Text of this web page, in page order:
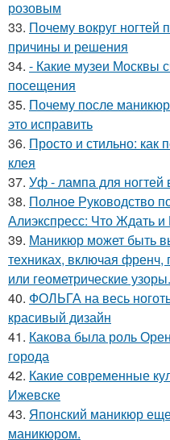
розовым
33. Почему вокруг ногтей
причины и решения
34. - Какие музеи Москвы
посещения
35. Почему после
это исправить
36. Просто и стильно: как
клея
37. Уф - лампа для ногтей
38. Полное Руководство
Алиэкспресс: Что Ждать
39. Маникюр может быть
техниках, включая
или геометрические узоры.
40. ФОЛЬГА на весь
красивый дизайн
41. Какова была роль
города
42. Какие современные
Ижевске
43. Японский маникюр
маникюром.